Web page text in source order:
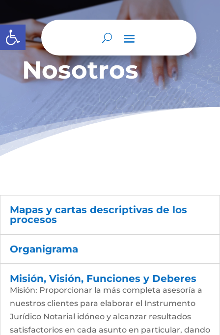
Abrir barra de herramientas
Nosotros
Mapas y cartas descriptivas de los
procesos
Organigrama
Misión, Visión, Funciones y Deberes
Misión: Proporcionar la más completa asesoría a
nuestros clientes para elaborar el Instrumento
Jurídico Notarial idóneo y alcanzar resultados
satisfactorios en cada asunto en particular, dando